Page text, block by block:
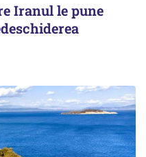
Iranul le pune